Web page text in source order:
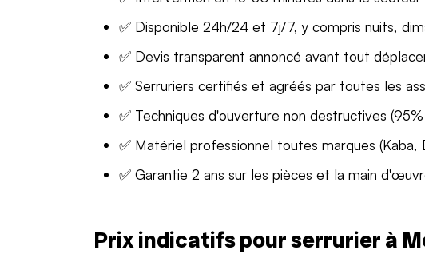
✅ Disponible 24h/24 et 7j/7, y compris nuits,
✅ Devis transparent annoncé avant tout
✅ Serruriers certifiés et agréés par toutes les
✅ Techniques d'ouverture non destructives
✅ Matériel professionnel toutes marques
✅ Garantie 2 ans sur les pièces et la main
Prix indicatifs pour serrurier à